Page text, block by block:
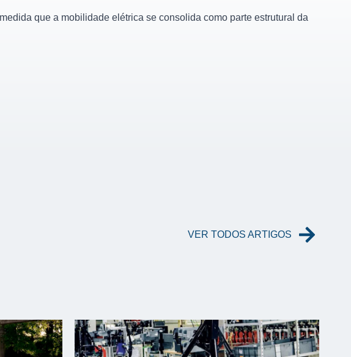
que a mobilidade elétrica se consolida como parte estrutural da
VER TODOS ARTIGOS